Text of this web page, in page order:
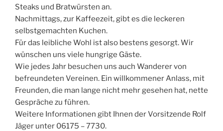
Steaks und Bratwürsten an.
Nachmittags, zur Kaffeezeit, gibt es die leckeren
selbstgemachten Kuchen.
Für das leibliche Wohl ist also bestens gesorgt. Wir
wünschen uns viele hungrige Gäste.
Wie jedes Jahr besuchen uns auch Wanderer von
befreundeten Vereinen. Ein willkommener Anlass, mit
Freunden, die man lange nicht mehr gesehen hat, nette
Gespräche zu führen.
Weitere Informationen gibt Ihnen der Vorsitzende Rolf
Jäger unter 06175 – 7730.